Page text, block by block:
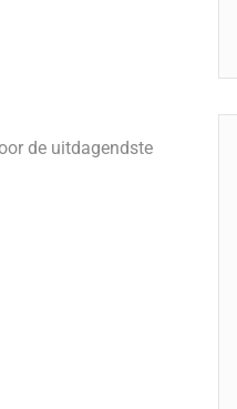
de uitdagendste